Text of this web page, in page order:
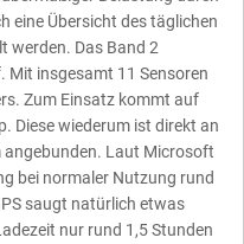
eine Übersicht des täglichen
werden. Das Band 2
Mit insgesamt 11 Sensoren
Zum Einsatz kommt auf
Diese wiederum ist direkt an
Laut Microsoft
bei normaler Nutzung rund
saugt natürlich etwas
nur rund 1,5 Stunden